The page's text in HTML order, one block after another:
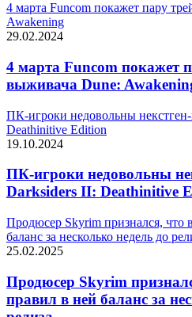
4 марта Funcom покажет пару
Awakening
29.02.2024
4 марта Funcom покажет
выживача Dune:
ПК-игроки недовольны
Deathinitive Edition
19.10.2024
ПК-игроки недовольны
Darksiders II: Deathinitive
Продюсер Skyrim признался, что
баланс за несколько недель до
25.02.2025
Продюсер Skyrim
правил в ней баланс за